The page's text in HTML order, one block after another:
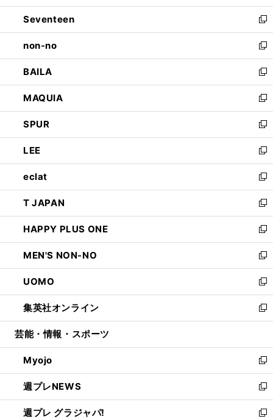
開
く
ウ
で
開
く
ン
ド
ウ
で
開
く
Seventeen
新
し
い
ウ
ィ
ン
ド
ウ
で
開
く
non-no
新
し
い
ウ
ィ
ン
ド
ウ
で
開
く
BAILA
新
し
い
ウ
ィ
ン
ド
ウ
で
開
く
MAQUIA
新
し
い
ウ
ィ
ン
ド
ウ
で
開
く
SPUR
新
し
い
ウ
ィ
ン
ド
ウ
で
開
く
LEE
新
し
い
ウ
ィ
ン
ド
ウ
で
開
く
eclat
新
し
い
ウ
ィ
ン
ド
ウ
で
開
く
T JAPAN
新
し
い
ウ
ィ
ン
ド
ウ
で
開
HAPPY PLUS ONE
新
し
い
ウ
ィ
ン
ド
ウ
開
く
MEN'S NON-NO
新
し
い
ウ
ィ
ン
ウ
で
開
く
UOMO
新
し
い
ウ
ン
ド
ウ
で
開
く
集英社オンライン
新
し
ウ
ィ
ン
ド
ウ
で
芸能・情報・スポーツ
Myojo
新
し
い
ウ
ィ
週プレNEWS
新
し
い
週プレ グラジャパ!
新